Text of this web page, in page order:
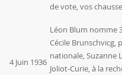
de vote, vos
4 Juin 1936
Léon Blum nomme
Cécile Brunschvicg,
nationale, Suzanne
Joliot-Curie, à la